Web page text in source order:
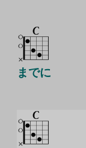
までに